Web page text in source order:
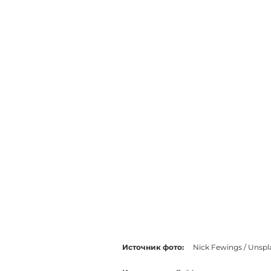
Источник фото: Nick Fewings /